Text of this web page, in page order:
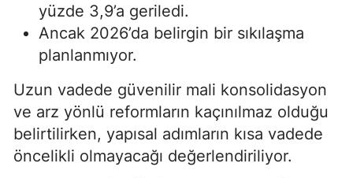
yüzde 3,9’a geriledi.
Ancak 2026’da belirgin bir sıkılaşma
planlanmıyor.
Uzun vadede güvenilir mali konsolidasyon
ve arz yönlü reformların kaçınılmaz olduğu
belirtilirken, yapısal adımların kısa vadede
öncelikli olmayacağı değerlendiriliyor.